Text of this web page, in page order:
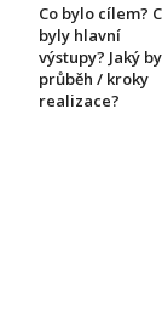
Co bylo cílem?
byly hlavní
výstupy? Jaký
průběh / kroky
realizace?